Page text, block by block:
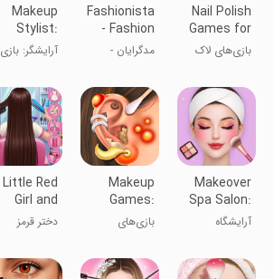
Nail Polish
Games for
Girls
بازی‌های لاک
دختران
Fashionista
- Fashion
Stylist
مدگرایان -
Makeup
Stylist:
Makeup
Game
آرایشگر: بازی
Makeover
Spa Salon:
ASMR
Games
آرایشگاه
بازی‌های
ASMR
Makeup
Games:
Beauty
Makeover
بازی‌های
چهره زیبایی
Little Red
Girl and
Wolfy
دختر قرمز